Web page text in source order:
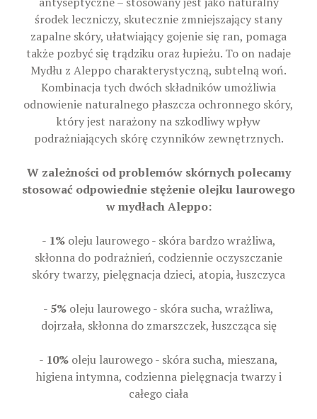
środek leczniczy, skutecznie zmniejszający stany
zapalne skóry, ułatwiający gojenie się ran, pomaga
także pozbyć się trądziku oraz łupieżu. To on nadaje
Mydłu z Aleppo charakterystyczną, subtelną woń.
Kombinacja tych dwóch składników umożliwia
odnowienie naturalnego płaszcza ochronnego skóry,
który jest narażony na szkodliwy wpływ
podrażniających skórę czynników zewnętrznych.
W zależności od problemów skórnych polecamy
stosować odpowiednie stężenie olejku laurowego
w mydłach Aleppo:
- 1%oleju laurowego - skóra bardzo wrażliwa,
skłonna do podrażnień, codziennie oczyszczanie
skóry twarzy, pielęgnacja dzieci, atopia, łuszczyca
- 5% oleju laurowego - skóra sucha, wrażliwa,
dojrzała, skłonna do zmarszczek, łuszcząca się
- 10% oleju laurowego - skóra sucha, mieszana,
higiena intymna, codzienna pielęgnacja twarzy i
całego ciała